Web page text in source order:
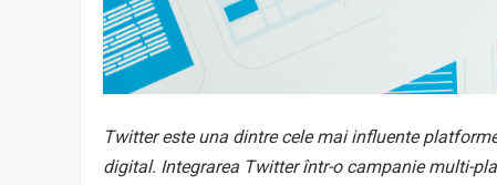
Twitter este una dintre cele mai influente
digital. Integrarea Twitter într-o campanie multi-